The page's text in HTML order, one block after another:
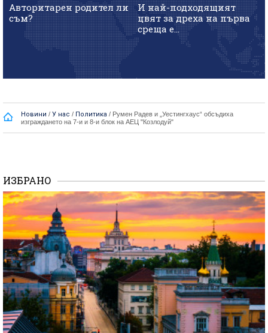
Авторитарен родител ли
съм?
И най-подходящият
цвят за дреха на първа
среща е...
Новини / У нас / Политика / Румен Радев и „Уестингхаус“ обсъдиха
изграждането на 7-и и 8-и блок на АЕЦ "Козлодуй"
ИЗБРАНО